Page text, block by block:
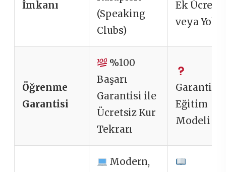
İmkanı
(Speaking
Clubs)
Ek Ücretli
veya Yok
Öğrenme
Garantisi
%100
Başarı
Garantisi ile
Ücretsiz Kur
Tekrarı
Garantisiz
Eğitim
Modeli
Modern,